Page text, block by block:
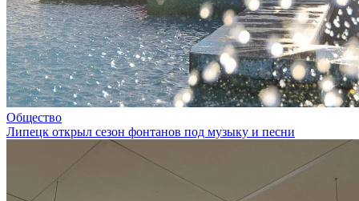
Общество
Липецк открыл сезон фонтанов под музыку и песни